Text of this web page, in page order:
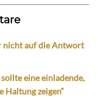
nicht auf die Antwort
sollte eine einladende,
Haltung zeigen“